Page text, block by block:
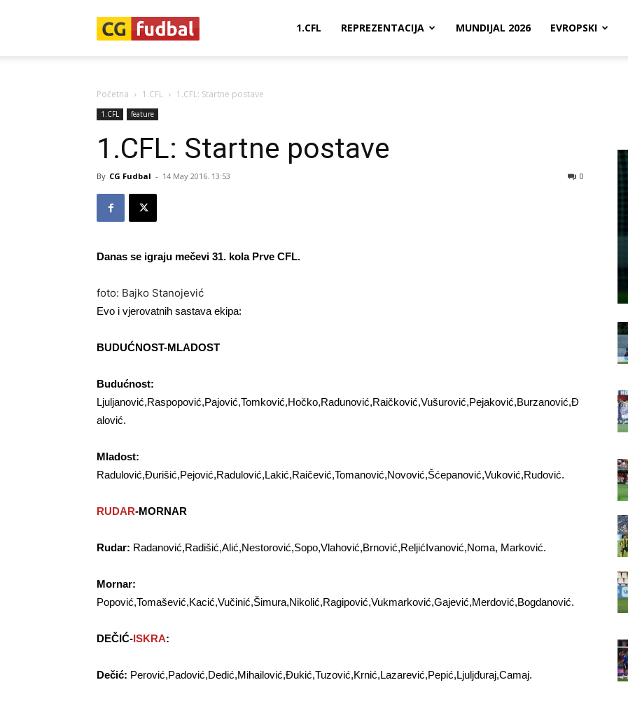
1.CFL REPREZENTACIJA MUNDIJAL 2026 EVROPSKI
Početna 1.CFL 1.CFL: Startne postave
1.CFL feature
1.CFL: Startne postave
By CG Fudbal - 14 May 2016. 13:53 0
Danas se igraju mečevi 31. kola Prve CFL.
foto: Bajko Stanojević
Evo i vjerovatnih sastava ekipa:
BUDUĆNOST-MLADOST
Budućnost:
Ljuljanović,Raspopović,Pajović,Tomković,Hočko,Radunović,Raičković,Vušurović,Pejaković,Burzanović,Đ
alović.
Mladost:
Radulović,Đurišić,Pejović,Radulović,Lakić,Raičević,Tomanović,Novović,Šćepanović,Vuković,Rudović.
RUDAR-MORNAR
Rudar: Radanović,Radišić,Alić,Nestorović,Sopo,Vlahović,Brnović,ReljićIvanović,Noma, Marković.
Mornar:
Popović,Tomašević,Kacić,Vučinić,Šimura,Nikolić,Ragipović,Vukmarković,Gajević,Merdović,Bogdanović.
DEČIĆ-ISKRA:
Dečić: Perović,Padović,Dedić,Mihailović,Đukić,Tuzović,Krnić,Lazarević,Pepić,Ljuljđuraj,Camaj.